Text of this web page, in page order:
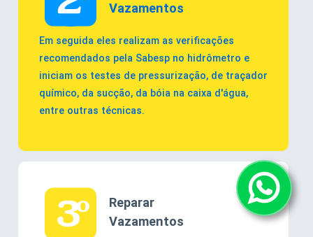
Vazamentos
Em seguida eles realizam as verificações
recomendados pela Sabesp no hidrômetro e
iniciam os testes de pressurização, de traçador
químico, da sucção, da bóia na caixa d'água,
entre outras técnicas.
Reparar
Vazamentos